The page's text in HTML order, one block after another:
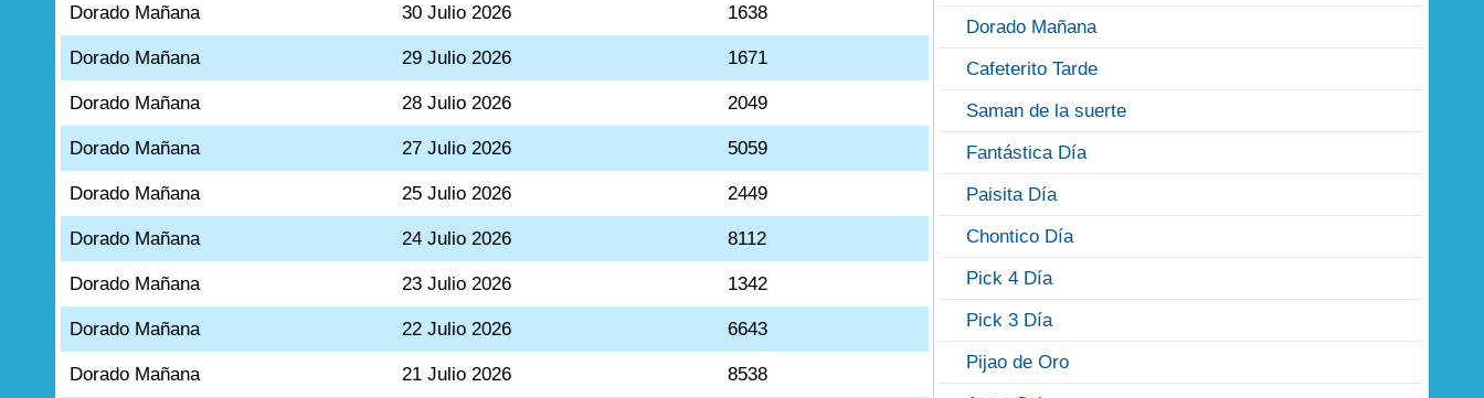
Dorado Mañana 30 Julio 2026 1638
Dorado Mañana 29 Julio 2026 1671
Dorado Mañana 28 Julio 2026 2049
Dorado Mañana 27 Julio 2026 5059
Dorado Mañana 25 Julio 2026 2449
Dorado Mañana 24 Julio 2026 8112
Dorado Mañana 23 Julio 2026 1342
Dorado Mañana 22 Julio 2026 6643
Dorado Mañana 21 Julio 2026 8538
Dorado Mañana
Cafeterito Tarde
Saman de la suerte
Fantástica Día
Paisita Día
Chontico Día
Pick 4 Día
Pick 3 Día
Pijao de Oro